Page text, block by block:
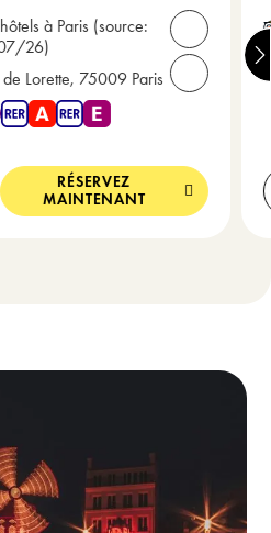
81
à Paris (source:
26)
Lorette, 75009 Paris
7 , Metro 12 , Metro 13 , Metro
Ouvrir les
Appelez-
RÉSERVEZ
MAINTENANT